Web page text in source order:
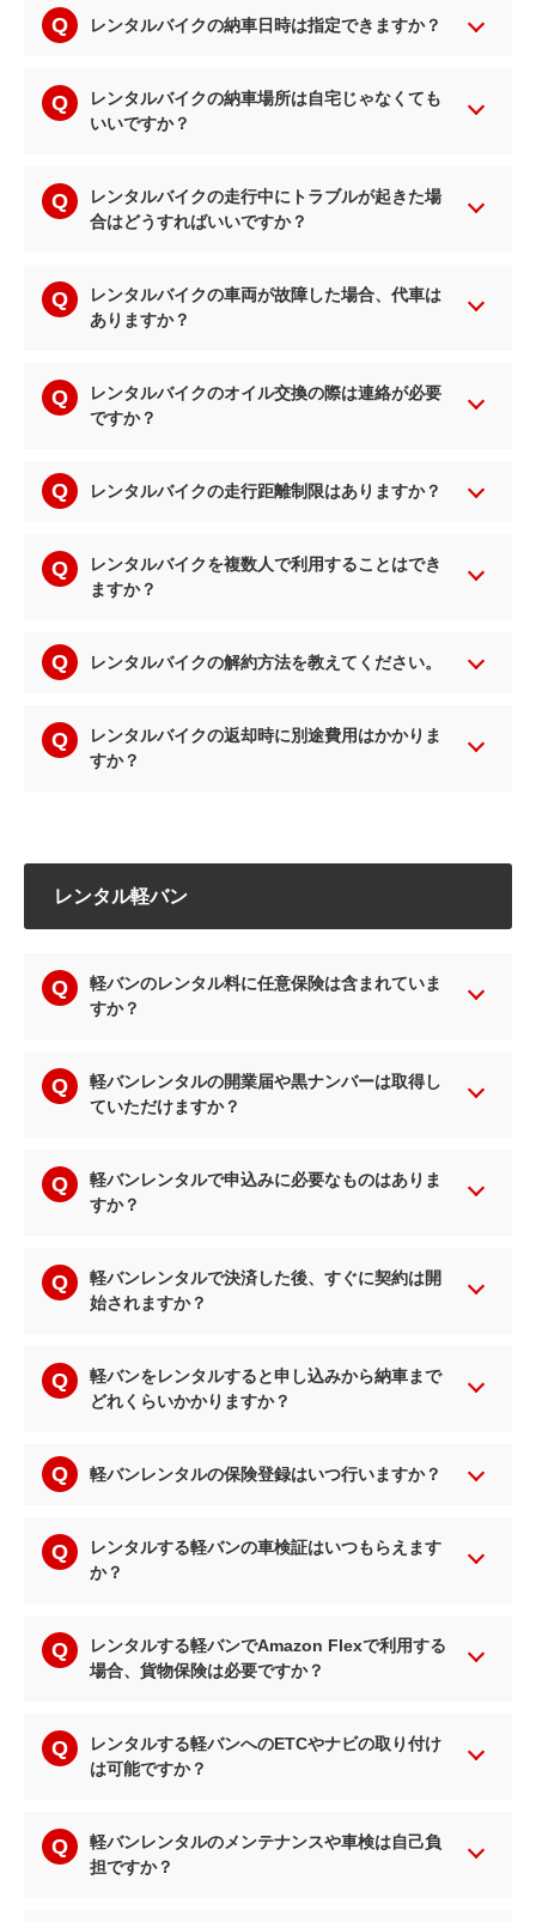
レンタルバイクの納車日時は指定できますか？
レンタルバイクの納車場所は自宅じゃなくても
いいですか？
レンタルバイクの走行中にトラブルが起きた場
合はどうすればいいですか？
レンタルバイクの車両が故障した場合、代車は
ありますか？
レンタルバイクのオイル交換の際は連絡が必要
ですか？
レンタルバイクの走行距離制限はありますか？
レンタルバイクを複数人で利用することはでき
ますか？
レンタルバイクの解約方法を教えてください。
レンタルバイクの返却時に別途費用はかかりま
すか？
レンタル軽バン
軽バンのレンタル料に任意保険は含まれていま
すか？
軽バンレンタルの開業届や黒ナンバーは取得し
ていただけますか？
軽バンレンタルで申込みに必要なものはありま
すか？
軽バンレンタルで決済した後、すぐに契約は開
始されますか？
軽バンをレンタルすると申し込みから納車まで
どれくらいかかりますか？
軽バンレンタルの保険登録はいつ行いますか？
レンタルする軽バンの車検証はいつもらえます
か？
レンタルする軽バンでAmazon Flexで利用する
場合、貨物保険は必要ですか？
レンタルする軽バンへのETCやナビの取り付け
は可能ですか？
軽バンレンタルのメンテナンスや車検は自己負
担ですか？